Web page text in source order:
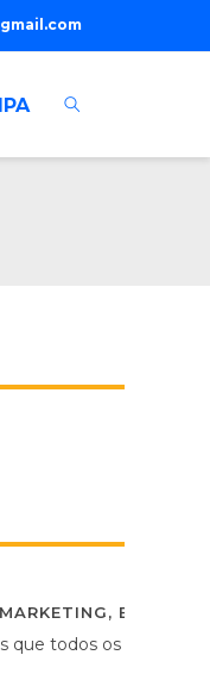
,
que todos os